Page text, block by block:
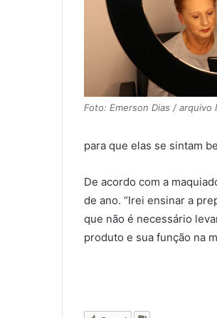
Foto: Emerson Dias / arquivo
para que elas se sintam
De acordo com a
de ano. “Irei ensinar a
que não é necessário
produto e sua função na